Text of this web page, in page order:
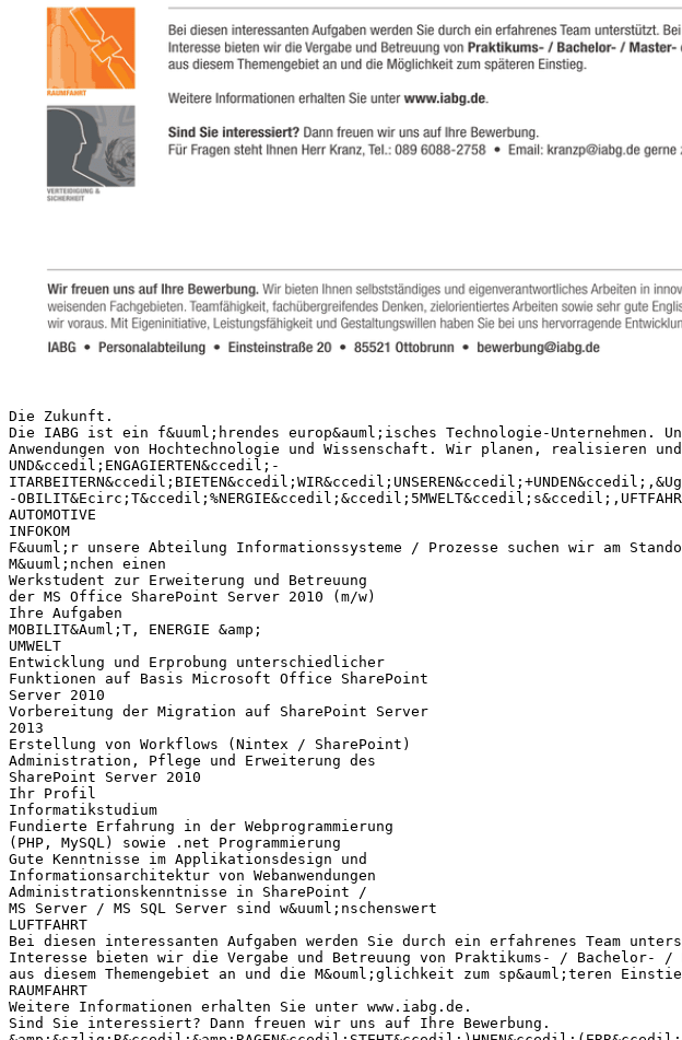
Die Zukunft.
Die IABG ist ein f&uuml;hrendes europ&auml;isches Technologie-Unternehmen.
Anwendungen von Hochtechnologie und Wissenschaft. Wir planen, realisieren
UND&ccedil;ENGAGIERTEN&ccedil;-
-
AUTOMOTIVE
INFOKOM
F&uuml;r unsere Abteilung Informationssysteme / Prozesse suchen wir am
M&uuml;nchen einen
Werkstudent zur Erweiterung und Betreuung
der MS Office SharePoint Server 2010 (m/w)
Ihre Aufgaben
MOBILIT&Auml;T, ENERGIE &amp;
UMWELT
Entwicklung und Erprobung unterschiedlicher
Funktionen auf Basis Microsoft Office SharePoint
Server 2010
Vorbereitung der Migration auf SharePoint Server
2013
Erstellung von Workflows (Nintex / SharePoint)
Administration, Pflege und Erweiterung des
SharePoint Server 2010
Ihr Profil
Informatikstudium
Fundierte Erfahrung in der Webprogrammierung
(PHP, MySQL) sowie .net Programmierung
Gute Kenntnisse im Applikationsdesign und
Informationsarchitektur von Webanwendungen
Administrationskenntnisse in SharePoint /
MS Server / MS SQL Server sind w&uuml;nschenswert
LUFTFAHRT
Bei diesen interessanten Aufgaben werden Sie durch ein erfahrenes Team
Interesse bieten wir die Vergabe und Betreuung von Praktikums- / Bachelor- /
aus diesem Themengebiet an und die M&ouml;glichkeit zum sp&auml;teren
RAUMFAHRT
Weitere Informationen erhalten Sie unter www.iabg.de.
Sind Sie interessiert? Dann freuen wir uns auf Ihre Bewerbung.